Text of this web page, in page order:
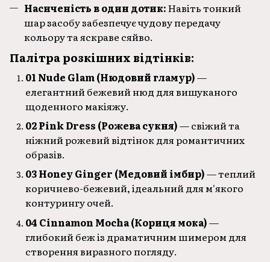
Насиченість в один дотик:Навіть тонкий
шар засобу забезпечує чудову передачу
кольору та яскраве сяйво.
Палітра розкішних відтінків:
01 Nude Glam (Нюдовий гламур)—
елегантний бежевий нюд для вишуканого
щоденного макіяжу.
02 Pink Dress (Рожева сукня)— свіжий та
ніжний рожевий відтінок для романтичних
образів.
03 Honey Ginger (Медовий імбир)— теплий
коричнево-бежевий, ідеальний для м'якого
контурингу очей.
04 Cinnamon Mocha (Кориця мока)—
глибокий беж із драматичним шимером для
створення виразного погляду.